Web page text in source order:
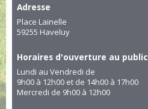
Adresse
Place Lainelle
59255 Haveluy
Horaires d'ouverture au public
Lundi au Vendredi de
9h00 à 12h00 et de 14h00 à 17h00
Mercredi de 9h00 à 12h00